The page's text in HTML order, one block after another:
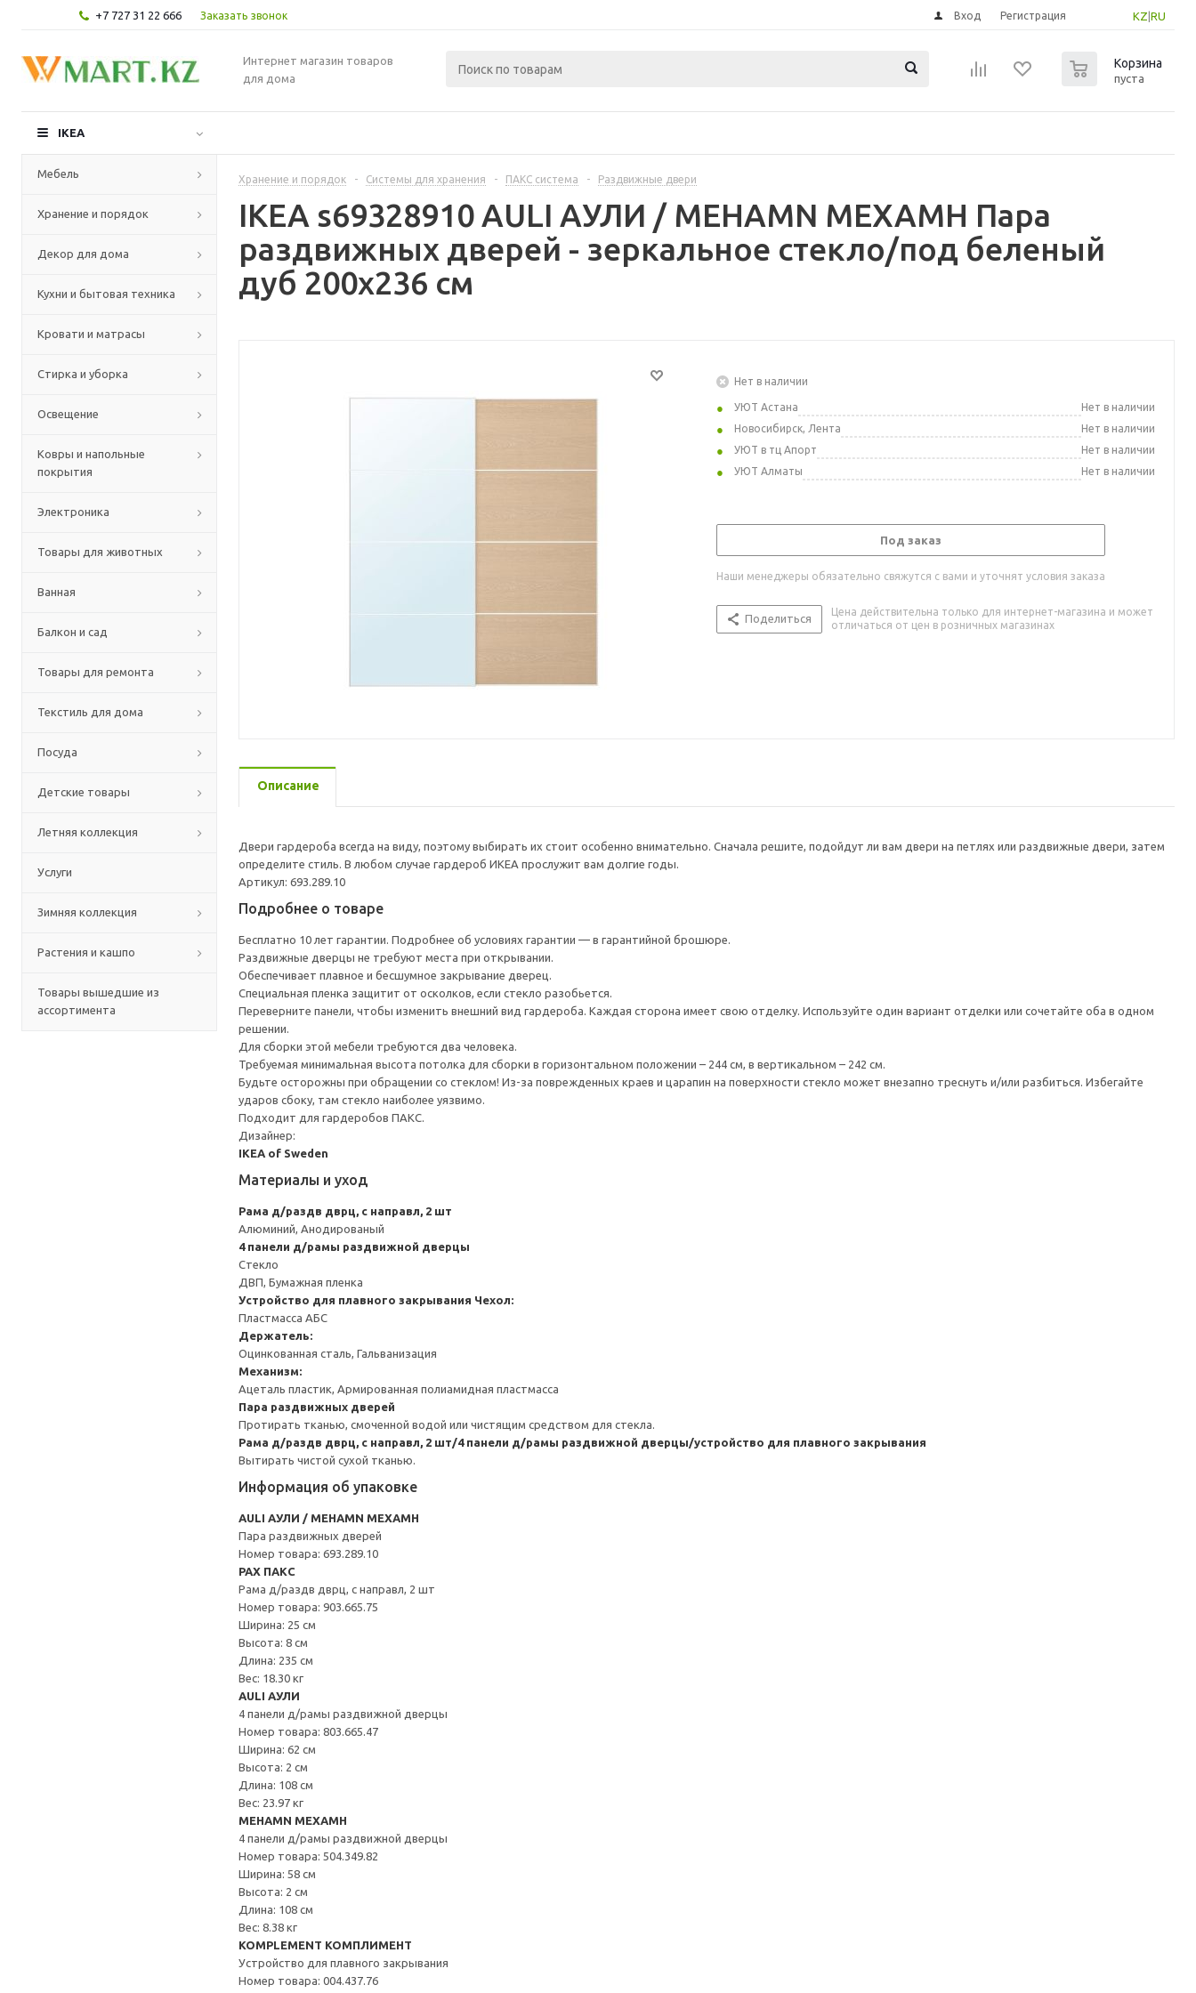
+7 727 31 22 666 Заказать звонок KZ RU
Вход Регистрация
Интернет магазин товаров
для дома
Корзина
пуста
IKEA
Мебель
Хранение и порядок
Декор для дома
Кухни и бытовая техника
Кровати и матрасы
Стирка и уборка
Освещение
Ковры и напольные
покрытия
Электроника
Товары для животных
Ванная
Балкон и сад
Товары для ремонта
Текстиль для дома
Посуда
Детские товары
Летняя коллекция
Услуги
Зимняя коллекция
Растения и кашпо
Товары вышедшие из
ассортимента
Хранение и порядок - Системы для хранения - ПАКС система - Раздвижные двери
IKEA s69328910 AULI АУЛИ / MEHAMN МЕХАМН Пара
раздвижных дверей - зеркальное стекло/под беленый
дуб 200x236 см
Нет в наличии
УЮТ Астана
Нет в наличии
Новосибирск, Лента
Нет в наличии
УЮТ в тц Апорт
Нет в наличии
УЮТ Алматы
Нет в наличии
Под заказ
Наши менеджеры обязательно свяжутся с вами и уточнят условия заказа
Поделиться
Цена действительна только для интернет-магазина и может
отличаться от цен в розничных магазинах
Описание
Двери гардероба всегда на виду, поэтому выбирать их стоит особенно внимательно. Сначала решите, подойдут ли вам двери на петлях или раздвижные двери, затем
определите стиль. В любом случае гардероб ИКЕА прослужит вам долгие годы.
Артикул: 693.289.10
Подробнее о товаре
Бесплатно 10 лет гарантии. Подробнее об условиях гарантии — в гарантийной брошюре.
Раздвижные дверцы не требуют места при открывании.
Обеспечивает плавное и бесшумное закрывание дверец.
Специальная пленка защитит от осколков, если стекло разобьется.
Переверните панели, чтобы изменить внешний вид гардероба. Каждая сторона имеет свою отделку. Используйте один вариант отделки или сочетайте оба в одном
решении.
Для сборки этой мебели требуются два человека.
Требуемая минимальная высота потолка для сборки в горизонтальном положении – 244 см, в вертикальном – 242 см.
Будьте осторожны при обращении со стеклом! Из-за поврежденных краев и царапин на поверхности стекло может внезапно треснуть и/или разбиться. Избегайте
ударов сбоку, там стекло наиболее уязвимо.
Подходит для гардеробов ПАКС.
Дизайнер:
IKEA of Sweden
Материалы и уход
Рама д/раздв дврц, с направл, 2 шт
Алюминий, Анодированый
4 панели д/рамы раздвижной дверцы
Стекло
ДВП, Бумажная пленка
Устройство для плавного закрывания Чехол:
Пластмасса АБС
Держатель:
Оцинкованная сталь, Гальванизация
Механизм:
Ацеталь пластик, Армированная полиамидная пластмасса
Пара раздвижных дверей
Протирать тканью, смоченной водой или чистящим средством для стекла.
Рама д/раздв дврц, с направл, 2 шт/4 панели д/рамы раздвижной дверцы/устройство для плавного закрывания
Вытирать чистой сухой тканью.
Информация об упаковке
AULI АУЛИ / MEHAMN МЕХАМН
Пара раздвижных дверей
Номер товара: 693.289.10
PAX ПАКС
Рама д/раздв дврц, с направл, 2 шт
Номер товара: 903.665.75
Ширина: 25 см
Высота: 8 см
Длина: 235 см
Вес: 18.30 кг
AULI АУЛИ
4 панели д/рамы раздвижной дверцы
Номер товара: 803.665.47
Ширина: 62 см
Высота: 2 см
Длина: 108 см
Вес: 23.97 кг
MEHAMN МЕХАМН
4 панели д/рамы раздвижной дверцы
Номер товара: 504.349.82
Ширина: 58 см
Высота: 2 см
Длина: 108 см
Вес: 8.38 кг
KOMPLEMENT КОМПЛИМЕНТ
Устройство для плавного закрывания
Номер товара: 004.437.76